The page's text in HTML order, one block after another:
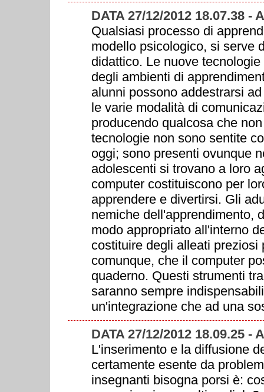
DATA 27/12/2012 18.07.38 -
Qualsiasi processo di
modello psicologico, si serve
didattico. Le nuove
degli ambienti di
alunni possono addestrarsi
le varie modalità di
producendo qualcosa che
tecnologie non sono sentite
oggi; sono presenti ovunque
adolescenti si trovano a loro
computer costituiscono per
apprendere e divertirsi. Gli
nemiche dell'apprendimento,
modo appropriato all'interno
costituire degli alleati
comunque, che il computer
quaderno. Questi strumenti
saranno sempre
un'integrazione che ad una
DATA 27/12/2012 18.09.25 -
L'inserimento e la diffusione
certamente esente da
insegnanti bisogna porsi è: